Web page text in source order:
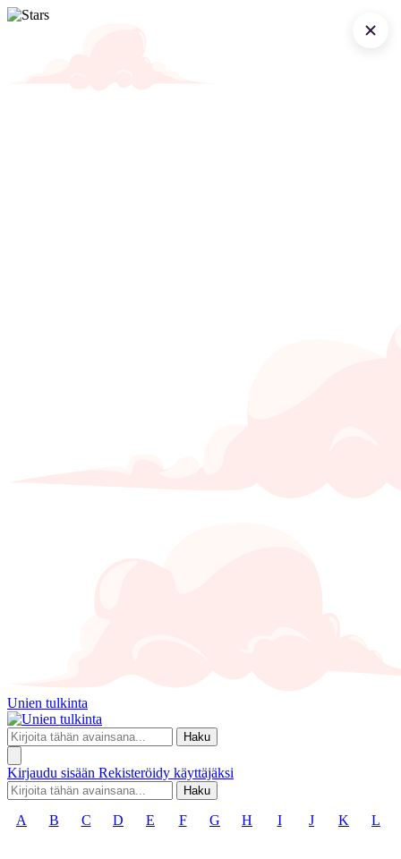
Unien tulkinta
Haku
Kirjaudu sisään Rekisteröidy käyttäjäksi
Haku
A B C D E F G H I J K L